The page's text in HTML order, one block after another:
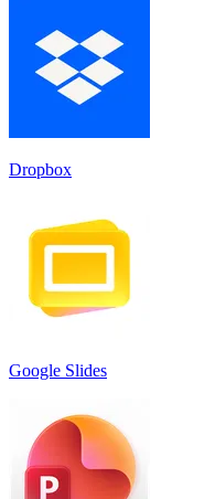
Dropbox
Google Slides